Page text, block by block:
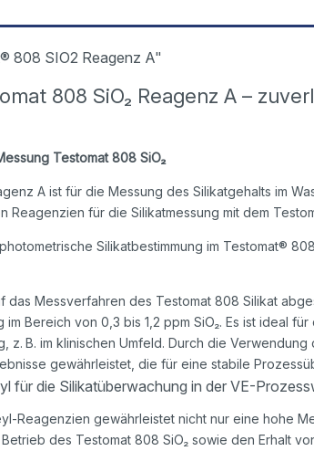
808 SIO2 Reagenz A"
808 SiO₂ Reagenz A –
Testomat 808 SiO₂
A ist für die Messung des Silikatgehalts im
Reagenzien für die Silikatmessung mit dem
Silikatbestimmung im Testomat®
das Messverfahren des Testomat 808 Silikat
Bereich von 0,3 bis 1,2 ppm SiO₂. Es ist ideal
z. B. im klinischen Umfeld. Durch die
gewährleistet, die für eine stabile
für die Silikatüberwachung in der VE-
Reagenzien gewährleistet nicht nur eine hohe
des Testomat 808 SiO₂ sowie den Erhalt